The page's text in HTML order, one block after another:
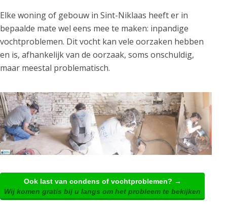
Elke woning of gebouw in Sint-Niklaas heeft er in
bepaalde mate wel eens mee te maken: inpandige
vochtproblemen. Dit vocht kan vele oorzaken hebben
en is, afhankelijk van de oorzaak, soms onschuldig,
maar meestal problematisch.
Ook last van condens of vochtproblemen? →
Wij komen gratis bij u langs om het probleem te bekijken